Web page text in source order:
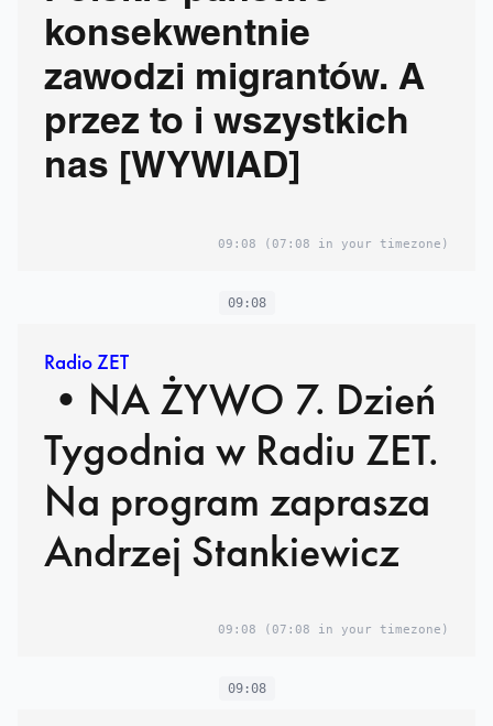
konsekwentnie
zawodzi migrantów. A
przez to i wszystkich
nas [WYWIAD]
09:08 (07:08 in your timezone)
09:08
Radio ZET
•NA ŻYWO 7. Dzień
Tygodnia w Radiu ZET.
Na program zaprasza
Andrzej Stankiewicz
09:08 (07:08 in your timezone)
09:08